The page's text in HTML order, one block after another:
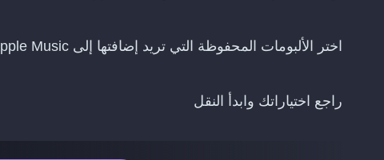
اختر الألبومات المحفوظة التي تريد إضافتها إلى Apple Music
راجع اختياراتك وابدأ النقل